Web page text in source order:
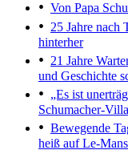
Von Papa
25 Jahre nach
hinterher
21 Jahre
und Geschichte
„Es ist
Schumacher-
Bewegende
heiß auf Le-